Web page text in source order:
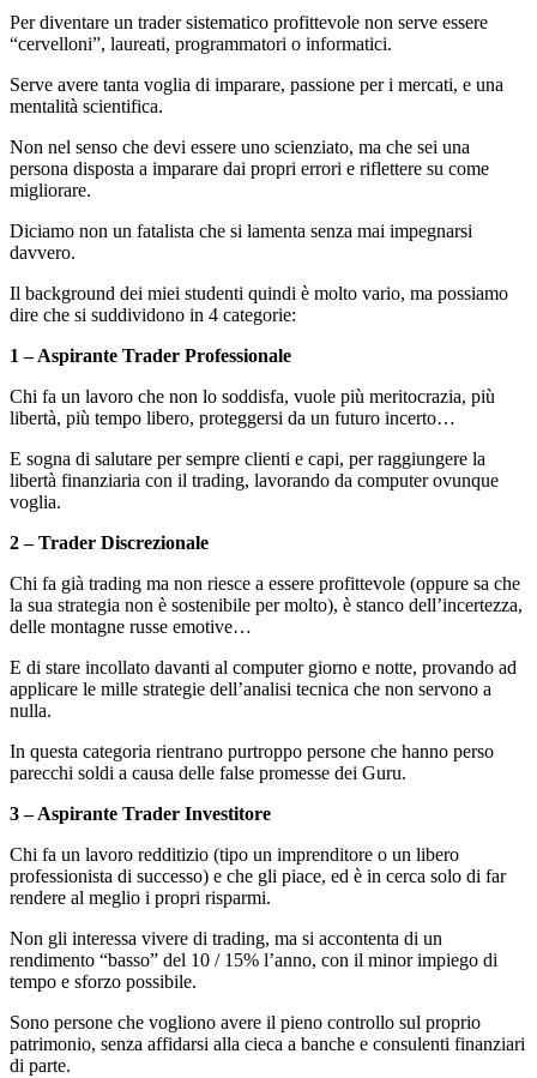
Per diventare un trader sistematico profittevole non serve essere
“cervelloni”, laureati, programmatori o informatici.
Serve avere tanta voglia di imparare, passione per i mercati, e una
mentalità scientifica.
Non nel senso che devi essere uno scienziato, ma che sei una
persona disposta a imparare dai propri errori e riflettere su come
migliorare.
Diciamo non un fatalista che si lamenta senza mai impegnarsi
davvero.
Il background dei miei studenti quindi è molto vario, ma possiamo
dire che si suddividono in 4 categorie:
1 – Aspirante Trader Professionale
Chi fa un lavoro che non lo soddisfa, vuole più meritocrazia, più
libertà, più tempo libero, proteggersi da un futuro incerto…
E sogna di salutare per sempre clienti e capi, per raggiungere la
libertà finanziaria con il trading, lavorando da computer ovunque
voglia.
2 – Trader Discrezionale
Chi fa già trading ma non riesce a essere profittevole (oppure sa che
la sua strategia non è sostenibile per molto), è stanco dell’incertezza,
delle montagne russe emotive…
E di stare incollato davanti al computer giorno e notte, provando ad
applicare le mille strategie dell’analisi tecnica che non servono a
nulla.
In questa categoria rientrano purtroppo persone che hanno perso
parecchi soldi a causa delle false promesse dei Guru.
3 – Aspirante Trader Investitore
Chi fa un lavoro redditizio (tipo un imprenditore o un libero
professionista di successo) e che gli piace, ed è in cerca solo di far
rendere al meglio i propri risparmi.
Non gli interessa vivere di trading, ma si accontenta di un
rendimento “basso” del 10 / 15% l’anno, con il minor impiego di
tempo e sforzo possibile.
Sono persone che vogliono avere il pieno controllo sul proprio
patrimonio, senza affidarsi alla cieca a banche e consulenti finanziari
di parte.